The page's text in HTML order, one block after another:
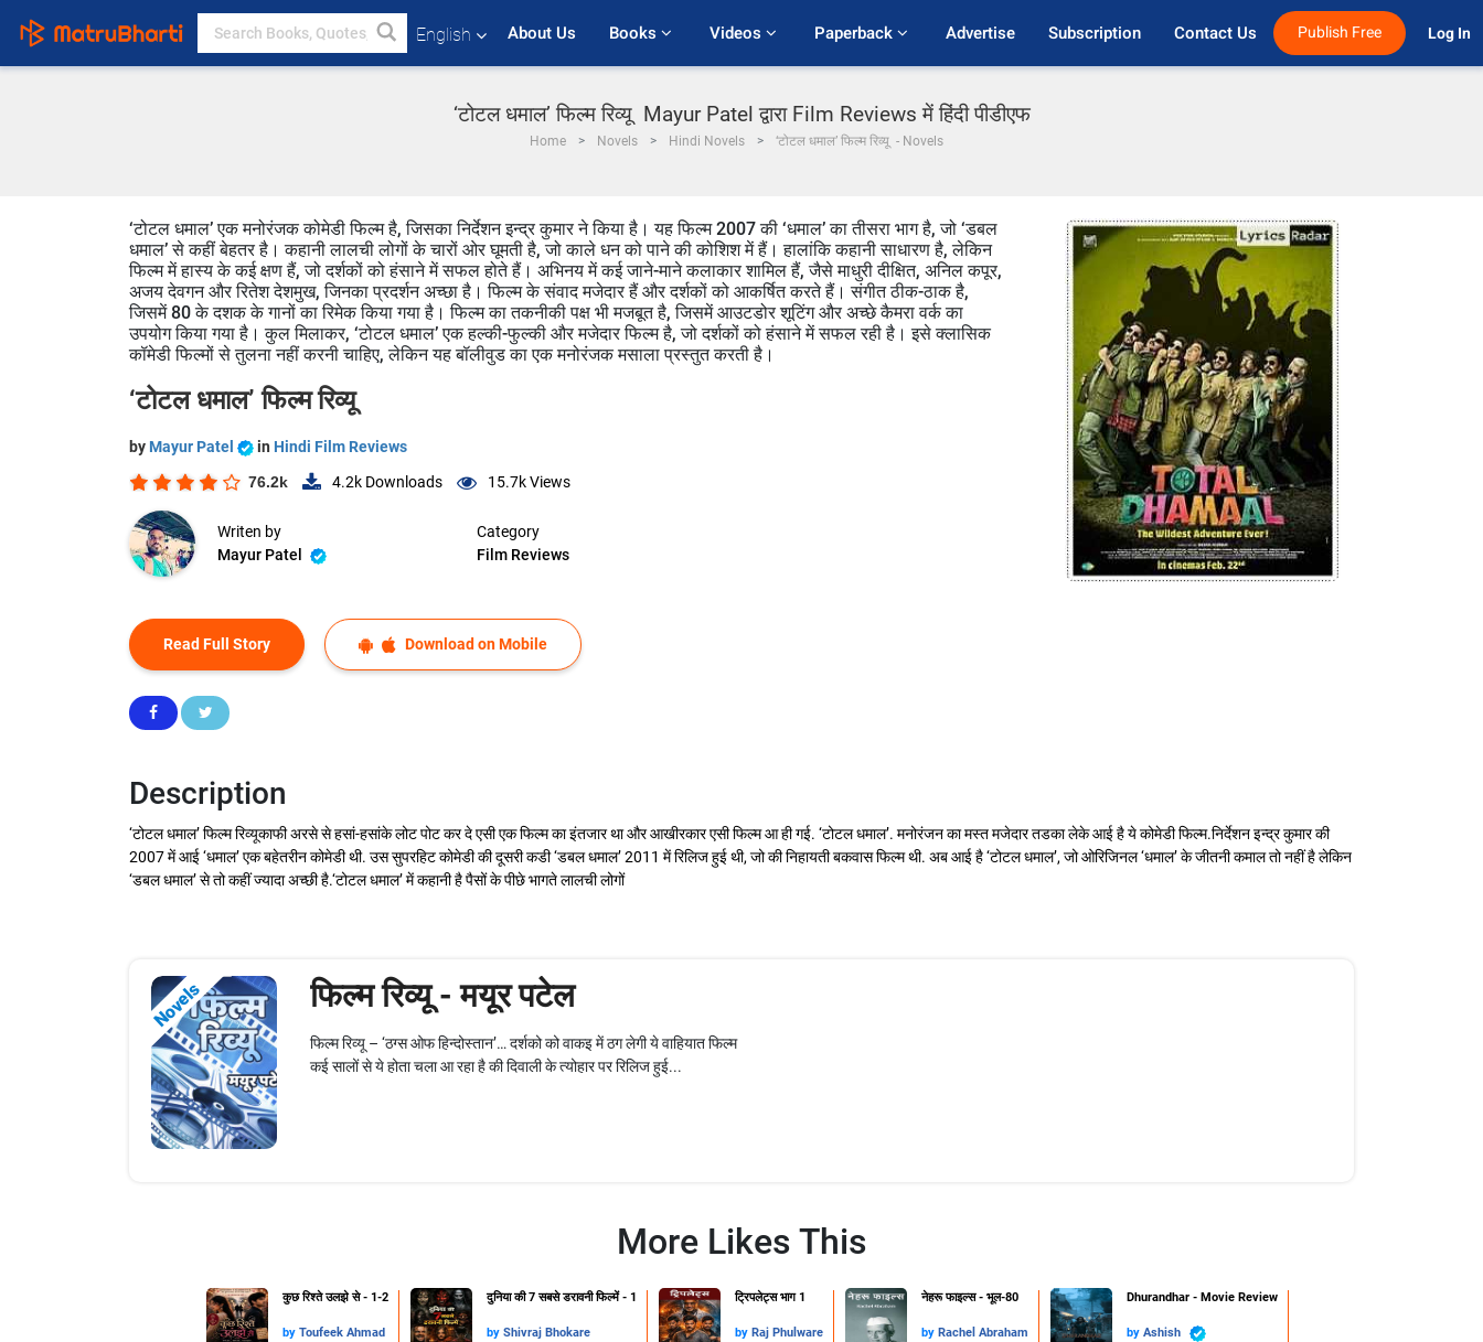
English About Us Books Videos Paperback Advertise Subscription Contact Us Publish Free Log In
‘टोटल धमाल’ फिल्म रिव्यू Mayur Patel द्वारा Film Reviews में हिंदी पीडीएफ
Home Novels Hindi Novels ‘टोटल धमाल’ फिल्म रिव्यू - Novels
‘टोटल धमाल’ एक मनोरंजक कोमेडी फिल्म है, जिसका निर्देशन इन्द्र कुमार ने किया है। यह फिल्म 2007 की ‘धमाल’ का तीसरा भाग है, जो ‘डबल
धमाल’ से कहीं बेहतर है। कहानी लालची लोगों के चारों ओर घूमती है, जो काले धन को पाने की कोशिश में हैं। हालांकि कहानी साधारण है, लेकिन
फिल्म में हास्य के कई क्षण हैं, जो दर्शकों को हंसाने में सफल होते हैं। अभिनय में कई जाने-माने कलाकार शामिल हैं, जैसे माधुरी दीक्षित, अनिल कपूर,
अजय देवगन और रितेश देशमुख, जिनका प्रदर्शन अच्छा है। फिल्म के संवाद मजेदार हैं और दर्शकों को आकर्षित करते हैं। संगीत ठीक-ठाक है,
जिसमें 80 के दशक के गानों का रिमेक किया गया है। फिल्म का तकनीकी पक्ष भी मजबूत है, जिसमें आउटडोर शूटिंग और अच्छे कैमरा वर्क का
उपयोग किया गया है। कुल मिलाकर, ‘टोटल धमाल’ एक हल्की-फुल्की और मजेदार फिल्म है, जो दर्शकों को हंसाने में सफल रही है। इसे क्लासिक
कॉमेडी फिल्मों से तुलना नहीं करनी चाहिए, लेकिन यह बॉलीवुड का एक मनोरंजक मसाला प्रस्तुत करती है।
‘टोटल धमाल’ फिल्म रिव्यू
by Mayur Patel in Hindi Film Reviews
76.2k 4.2k Downloads 15.7kViews
Writen by
Mayur Patel
Category
Film Reviews
Read Full Story Download on Mobile
Description
‘टोटल धमाल’ फिल्म रिव्यूकाफी अरसे से हसां-हसांके लोट पोट कर दे एसी एक फिल्म का इंतजार था और आखीरकार एसी फिल्म आ ही गई. ‘टोटल धमाल’. मनोरंजन का मस्त मजेदार तडका लेके आई है ये कोमेडी फिल्म.निर्देशन इन्द्र कुमार की
2007 में आई ‘धमाल’ एक बहेतरीन कोमेडी थी. उस सुपरहिट कोमेडी की दूसरी कडी ‘डबल धमाल’ 2011 में रिलिज हुई थी, जो की निहायती बकवास फिल्म थी. अब आई है ‘टोटल धमाल’, जो ओरिजिनल ‘धमाल’ के जीतनी कमाल तो नहीं है लेकिन
‘डबल धमाल’ से तो कहीं ज्यादा अच्छी है.‘टोटल धमाल’ में कहानी है पैसों के पीछे भागते लालची लोगों
Novels फिल्म रिव्यू - मयूर पटेल
फिल्म रिव्यू – ‘ठग्स ओफ हिन्दोस्तान’… दर्शको को वाकइ में ठग लेगी ये वाहियात फिल्म
कई सालों से ये होता चला आ रहा है की दिवाली के त्योहार पर रिलिज हुई...
More Likes This
कुछ रिश्ते उलझे से - 1-2
by Toufeek Ahmad
दुनिया की 7 सबसे डरावनी फिल्में - 1
by Shivraj Bhokare
ट्रिपलेट्स भाग 1
by Raj Phulware
नेहरू फाइल्स - भूल-80
by Rachel Abraham
Dhurandhar - Movie Review
by Ashish